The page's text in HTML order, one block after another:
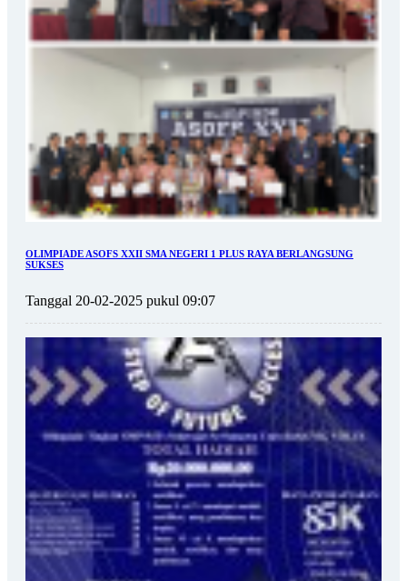
OLIMPIADE ASOFS XXII SMA NEGERI 1 PLUS RAYA BERLANGSUNG
SUKSES
Tanggal 20-02-2025 pukul 09:07